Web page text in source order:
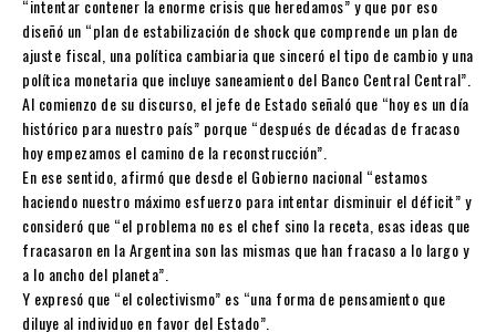
“intentar contener la enorme crisis que heredamos” y que por eso
diseñó un “plan de estabilización de shock que comprende un plan de
ajuste fiscal, una política cambiaria que sinceró el tipo de cambio y una
política monetaria que incluye saneamiento del Banco Central Central”.
Al comienzo de su discurso, el jefe de Estado señaló que “hoy es un día
histórico para nuestro país” porque “después de décadas de fracaso
hoy empezamos el camino de la reconstrucción”.
En ese sentido, afirmó que desde el Gobierno nacional “estamos
haciendo nuestro máximo esfuerzo para intentar disminuir el déficit” y
consideró que “el problema no es el chef sino la receta, esas ideas que
fracasaron en la Argentina son las mismas que han fracaso a lo largo y
a lo ancho del planeta”.
Y expresó que “el colectivismo” es “una forma de pensamiento que
diluye al individuo en favor del Estado”.